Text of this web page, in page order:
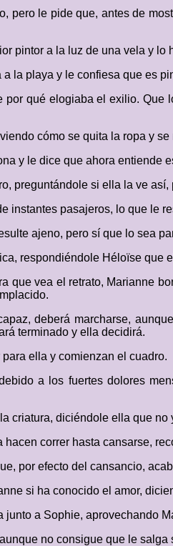
pero le pide que, antes de
pintor a la luz de una vela y lo
la playa y le confiesa que es
por qué elogiaba el exilio.
cómo se quita la ropa y
y le dice que ahora entiende
preguntándole si ella la ve
instantes pasajeros, lo que le
ajeno, pero sí que lo sea
respondiéndole Héloïse que
que vea el retrato, Marianne
deberá marcharse,
terminado y ella decidirá.
ella y comienzan el cuadro.
a los fuertes dolores
criatura, diciéndole ella que
correr hasta cansarse,
por efecto del cansancio,
si ha conocido el amor,
a Sophie, aprovechando
no consigue que le